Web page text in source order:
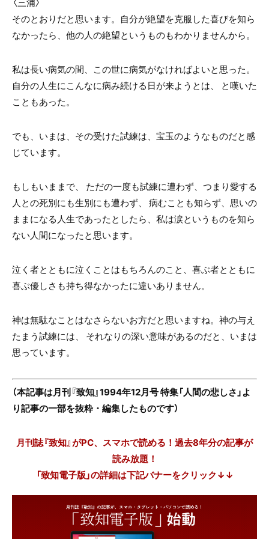
そのとおりだと思います。自分が絶望を克服した喜びを知ら
なかったら、他の人の絶望というものもわかりませんから。
私は長い病気の間、この世に病気がなければよいと思った。
自分の人生にこんなに病み続ける日が来ようとは、 と嘆いた
こともあった。
でも、いまは、その受けた試練は、宝玉のようなものだと感
じています。
もしもいままで、 ただの一度も試練に遭わず、つまり愛する
人との死別にも生別にも遭わず、 病むことも知らず、思いの
ままになる人生であったとしたら、私は涙というものを知ら
ない人間になったと思います。
泣く者とともに泣くことはもちろんのこと、喜ぶ者とともに
喜ぶ優しさも持ち得なかったに違いありません。
神は無駄なことはなさらないお方だと思いますね。神の与え
たまう試練には、 それなりの深い意味があるのだと、いまは
思っています。
（本記事は月刊『致知』1994年12月号 特集「人間の悲しさ」よ
り記事の一部を抜粋・編集したものです）
月刊誌『致知』がPC、スマホで読める！過去8年分の記事が
読み放題！
「致知電子版」の詳細は下記バナーをクリック↓↓